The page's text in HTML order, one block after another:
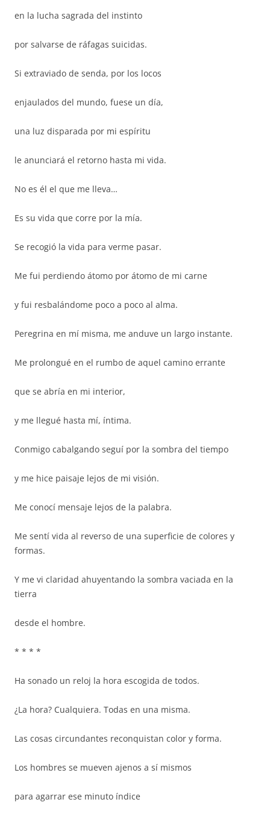
en la lucha sagrada del instinto
por salvarse de ráfagas suicidas.
Si extraviado de senda, por los locos
enjaulados del mundo, fuese un día,
una luz disparada por mi espíritu
le anunciará el retorno hasta mi vida.
No es él el que me lleva…
Es su vida que corre por la mía.
Se recogió la vida para verme pasar.
Me fui perdiendo átomo por átomo de mi carne
y fui resbalándome poco a poco al alma.
Peregrina en mí misma, me anduve un largo instante.
Me prolongué en el rumbo de aquel camino errante
que se abría en mi interior,
y me llegué hasta mí, íntima.
Conmigo cabalgando seguí por la sombra del tiempo
y me hice paisaje lejos de mi visión.
Me conocí mensaje lejos de la palabra.
Me sentí vida al reverso de una superficie de colores y
formas.
Y me vi claridad ahuyentando la sombra vaciada en la
tierra
desde el hombre.
* * * *
Ha sonado un reloj la hora escogida de todos.
¿La hora? Cualquiera. Todas en una misma.
Las cosas circundantes reconquistan color y forma.
Los hombres se mueven ajenos a sí mismos
para agarrar ese minuto índice